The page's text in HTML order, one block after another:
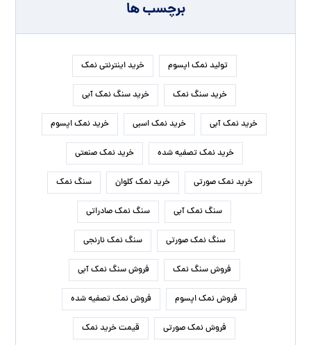
برچسب ها
تولید نمک اپسوم خرید اینترنتی نمک
خرید سنگ نمک خرید سنگ نمک آبی
خرید نمک آبی خرید نمک اسبی خرید نمک اپسوم
خرید نمک تصفیه شده خرید نمک صنعتی
خرید نمک صورتی خرید نمک کلوان سنگ نمک
سنگ نمک آبی سنگ نمک صادراتی
سنگ نمک صورتی سنگ نمک نارنجی
فروش سنگ نمک فروش سنگ نمک آبی
فروش نمک اپسوم فروش نمک تصفیه شده
فروش نمک صورتی قیمت خرید نمک